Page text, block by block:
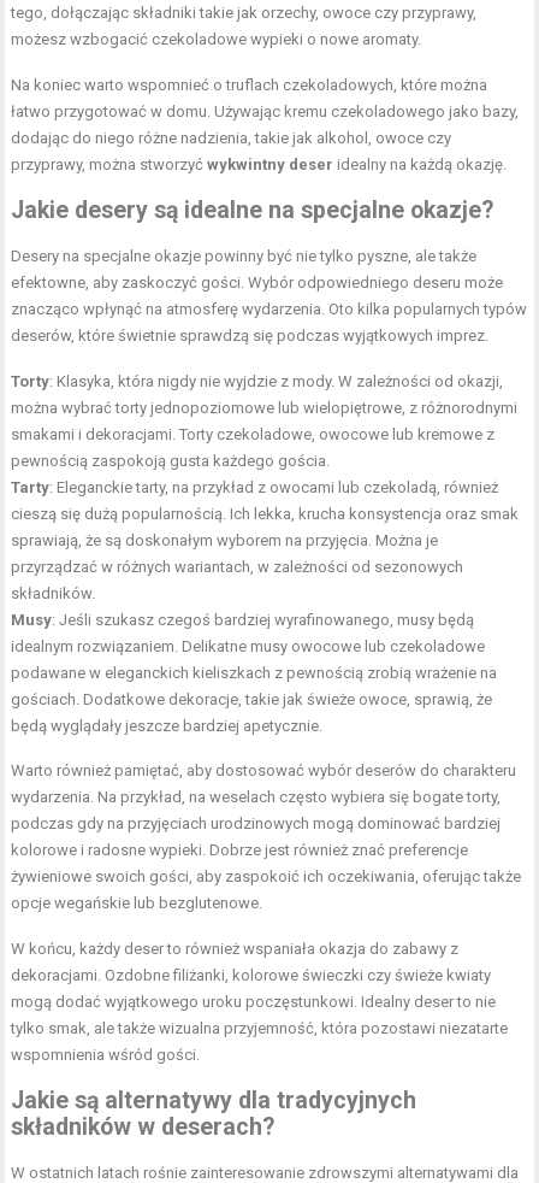
tego, dołączając składniki takie jak orzechy, owoce czy przyprawy,
możesz wzbogacić czekoladowe wypieki o nowe aromaty.
Na koniec warto wspomnieć o truflach czekoladowych, które można
łatwo przygotować w domu. Używając kremu czekoladowego jako bazy,
dodając do niego różne nadzienia, takie jak alkohol, owoce czy
przyprawy, można stworzyćwykwintny deser idealny na każdą okazję.
Jakie desery są idealne na specjalne okazje?
Desery na specjalne okazje powinny być nie tylko pyszne, ale także
efektowne, aby zaskoczyć gości. Wybór odpowiedniego deseru może
znacząco wpłynąć na atmosferę wydarzenia. Oto kilka popularnych typów
deserów, które świetnie sprawdzą się podczas wyjątkowych imprez.
Torty: Klasyka, która nigdy nie wyjdzie z mody. W zależności od okazji,
można wybrać torty jednopoziomowe lub wielopiętrowe, z różnorodnymi
smakami i dekoracjami. Torty czekoladowe, owocowe lub kremowe z
pewnością zaspokoją gusta każdego gościa.
Tarty: Eleganckie tarty, na przykład z owocami lub czekoladą, również
cieszą się dużą popularnością. Ich lekka, krucha konsystencja oraz smak
sprawiają, że są doskonałym wyborem na przyjęcia. Można je
przyrządzać w różnych wariantach, w zależności od sezonowych
składników.
Musy: Jeśli szukasz czegoś bardziej wyrafinowanego, musy będą
idealnym rozwiązaniem. Delikatne musy owocowe lub czekoladowe
podawane w eleganckich kieliszkach z pewnością zrobią wrażenie na
gościach. Dodatkowe dekoracje, takie jak świeże owoce, sprawią, że
będą wyglądały jeszcze bardziej apetycznie.
Warto również pamiętać, aby dostosować wybór deserów do charakteru
wydarzenia. Na przykład, na weselach często wybiera się bogate torty,
podczas gdy na przyjęciach urodzinowych mogą dominować bardziej
kolorowe i radosne wypieki. Dobrze jest również znać preferencje
żywieniowe swoich gości, aby zaspokoić ich oczekiwania, oferując także
opcje wegańskie lub bezglutenowe.
W końcu, każdy deser to również wspaniała okazja do zabawy z
dekoracjami. Ozdobne filiżanki, kolorowe świeczki czy świeże kwiaty
mogą dodać wyjątkowego uroku poczęstunkowi. Idealny deser to nie
tylko smak, ale także wizualna przyjemność, która pozostawi niezatarte
wspomnienia wśród gości.
Jakie są alternatywy dla tradycyjnych
składników w deserach?
W ostatnich latach rośnie zainteresowanie zdrowszymi alternatywami dla